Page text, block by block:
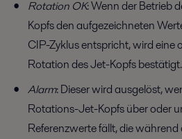
Rotation OK: Wenn der Betrieb
Kopfs den aufgezeichneten
CIP-Zyklus entspricht, wird eine
Rotation des Jet-Kopfs bestätigt.
Alarm: Dieser wird ausgelöst,
Rotations-Jet-Kopfs über oder
Referenzwerte fällt, die